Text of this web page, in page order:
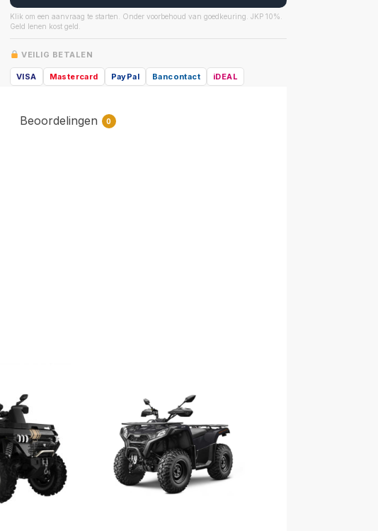
Klik om een aanvraag te starten. Onder voorbehoud van goedkeuring. JKP 10%.
Geld lenen kost geld.
VEILIG BETALEN
VISA Mastercard PayPal Bancontact iDEAL
Beoordelingen 0